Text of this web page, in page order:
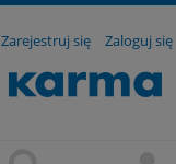
Zarejestruj się Zaloguj się